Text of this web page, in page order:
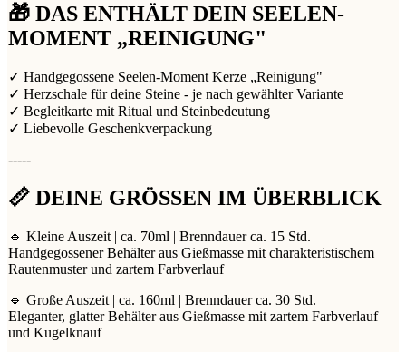
🎁 DAS ENTHÄLT DEIN SEELEN-
MOMENT „REINIGUNG"
✓ Handgegossene Seelen-Moment Kerze „Reinigung"
✓ Herzschale für deine Steine - je nach gewählter Variante
✓ Begleitkarte mit Ritual und Steinbedeutung
✓ Liebevolle Geschenkverpackung
-----
📏 DEINE GRÖSSEN IM ÜBERBLICK
🔹 Kleine Auszeit | ca. 70ml | Brenndauer ca. 15 Std.
Handgegossener Behälter aus Gießmasse mit charakteristischem
Rautenmuster und zartem Farbverlauf
🔹 Große Auszeit | ca. 160ml | Brenndauer ca. 30 Std.
Eleganter, glatter Behälter aus Gießmasse mit zartem Farbverlauf
und Kugelknauf